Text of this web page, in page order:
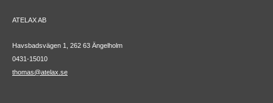
ATELAX AB
Havsbadsvägen 1, 262 63 Ängelholm
0431-15010
thomas@atelax.se